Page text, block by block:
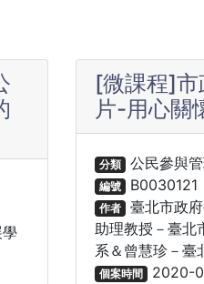
[微課程]市
片-用心關
分類 公民參與
編號 B0030121
作者 臺北市政府
助理教授－臺北
系＆曾慧珍－臺
個案時間 2020-